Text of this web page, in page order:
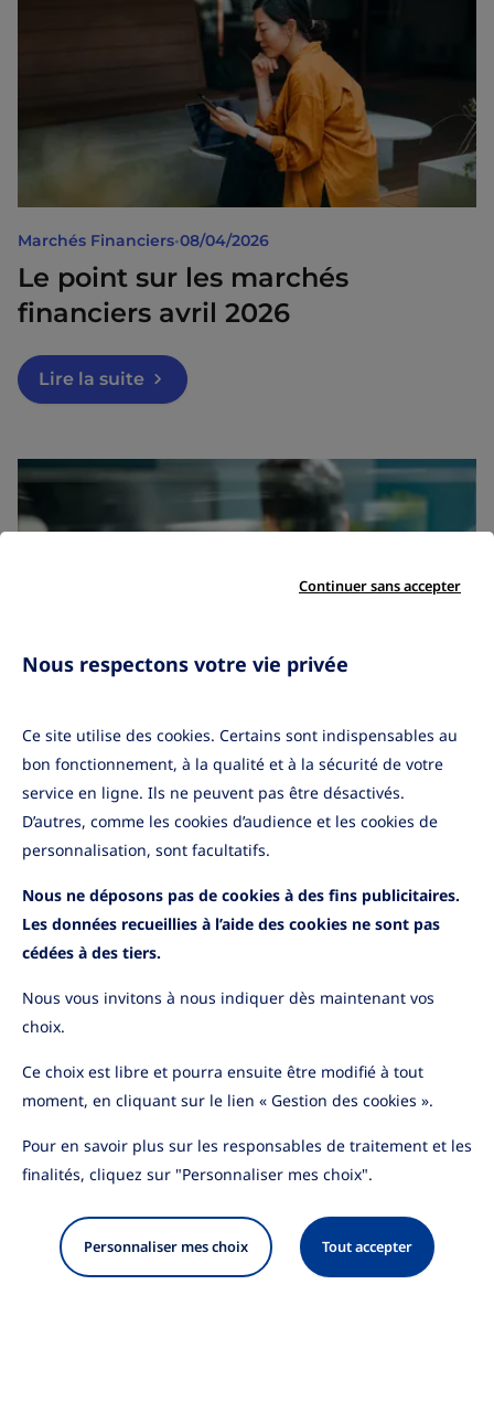
Marchés Financiers•08/04/2026
Le point sur les marchés
financiers avril 2026
Lire la suite
Marchés Financiers• 20/03/2026
Conflit au Moyen-Orient :
situation et scénarios possibles
Lire la suite
Mentions légales
Protection des données personnelles
Nous respectons votre vie privée
Ce site utilise des cookies. Certains sont indispensables au
bon fonctionnement, à la qualité et à la sécurité de votre
service en ligne. Ils ne peuvent pas être désactivés.
D’autres, comme les cookies d’audience et les cookies de
personnalisation, sont facultatifs.
Nous ne déposons pas de cookies à des fins publicitaires.
Les données recueillies à l’aide des cookies ne sont pas
cédées à des tiers.
Nous vous invitons à nous indiquer dès maintenant vos
choix.
Ce choix est libre et pourra ensuite être modifié à tout
moment, en cliquant sur le lien « Gestion des cookies ».
Pour en savoir plus sur les responsables de traitement et les
finalités, cliquez sur "Personnaliser mes choix".
Personnaliser mes choix Tout accepter
Continuer sans accepter